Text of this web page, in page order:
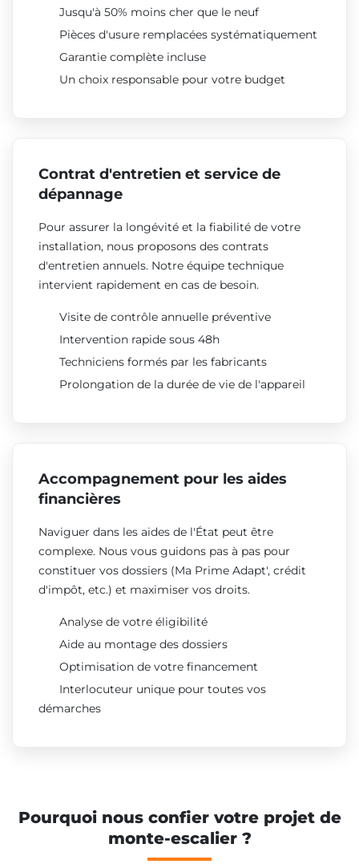
Jusqu'à 50% moins cher que le neuf
Pièces d'usure remplacées systématiquement
Garantie complète incluse
Un choix responsable pour votre budget
Contrat d'entretien et service de
dépannage
Pour assurer la longévité et la fiabilité de votre
installation, nous proposons des contrats
d'entretien annuels. Notre équipe technique
intervient rapidement en cas de besoin.
Visite de contrôle annuelle préventive
Intervention rapide sous 48h
Techniciens formés par les fabricants
Prolongation de la durée de vie de l'appareil
Accompagnement pour les aides
financières
Naviguer dans les aides de l'État peut être
complexe. Nous vous guidons pas à pas pour
constituer vos dossiers (Ma Prime Adapt', crédit
d'impôt, etc.) et maximiser vos droits.
Analyse de votre éligibilité
Aide au montage des dossiers
Optimisation de votre financement
Interlocuteur unique pour toutes vos
démarches
Pourquoi nous confier votre projet de
monte-escalier ?